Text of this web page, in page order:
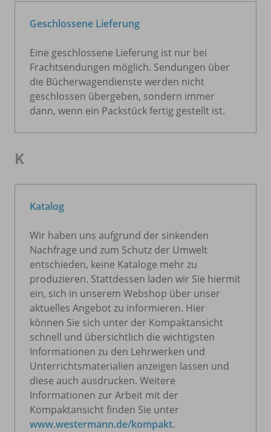
Geschlossene Lieferung
Eine geschlossene Lieferung ist nur bei
Frachtsendungen möglich. Sendungen über
die Bücherwagendienste werden nicht
geschlossen übergeben, sondern immer
dann, wenn ein Packstück fertig gestellt ist.
K
Katalog
Wir haben uns aufgrund der sinkenden
Nachfrage und zum Schutz der Umwelt
entschieden, keine Kataloge mehr zu
produzieren. Stattdessen laden wir Sie hiermit
ein, sich in unserem Webshop über unser
aktuelles Angebot zu informieren. Hier
können Sie sich unter der Kompaktansicht
schnell und übersichtlich die wichtigsten
Informationen zu den Lehrwerken und
Unterrichtsmaterialien anzeigen lassen und
diese auch ausdrucken. Weitere
Informationen zur Arbeit mit der
Kompaktansicht finden Sie unter
www.westermann.de/kompakt.